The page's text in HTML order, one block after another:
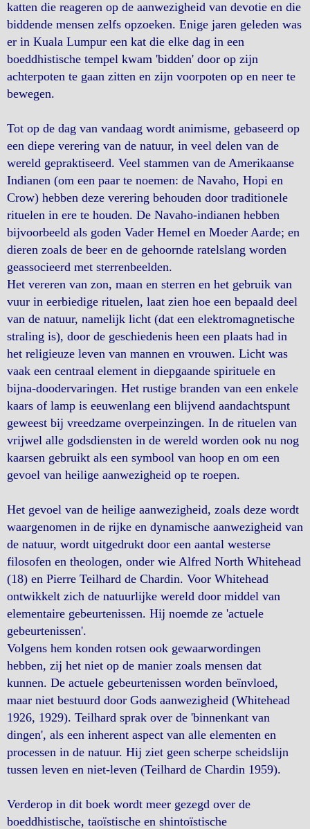
katten die reageren op de aanwezigheid van devotie en die
biddende mensen zelfs opzoeken. Enige jaren geleden was
er in Kuala Lumpur een kat die elke dag in een
boeddhistische tempel kwam 'bidden' door op zijn
achterpoten te gaan zitten en zijn voorpoten op en neer te
bewegen.
Tot op de dag van vandaag wordt animisme, gebaseerd op
een diepe verering van de natuur, in veel delen van de
wereld gepraktiseerd. Veel stammen van de Amerikaanse
Indianen (om een paar te noemen: de Navaho, Hopi en
Crow) hebben deze verering behouden door traditionele
rituelen in ere te houden. De Navaho-indianen hebben
bijvoorbeeld als goden Vader Hemel en Moeder Aarde; en
dieren zoals de beer en de gehoornde ratelslang worden
geassocieerd met sterrenbeelden.
Het vereren van zon, maan en sterren en het gebruik van
vuur in eerbiedige rituelen, laat zien hoe een bepaald deel
van de natuur, namelijk licht (dat een elektromagnetische
straling is), door de geschiedenis heen een plaats had in
het religieuze leven van mannen en vrouwen. Licht was
vaak een centraal element in diepgaande spirituele en
bijna-doodervaringen. Het rustige branden van een enkele
kaars of lamp is eeuwenlang een blijvend aandachtspunt
geweest bij vreedzame overpeinzingen. In de rituelen van
vrijwel alle godsdiensten in de wereld worden ook nu nog
kaarsen gebruikt als een symbool van hoop en om een
gevoel van heilige aanwezigheid op te roepen.
Het gevoel van de heilige aanwezigheid, zoals deze wordt
waargenomen in de rijke en dynamische aanwezigheid van
de natuur, wordt uitgedrukt door een aantal westerse
filosofen en theologen, onder wie Alfred North Whitehead
(18) en Pierre Teilhard de Chardin. Voor Whitehead
ontwikkelt zich de natuurlijke wereld door middel van
elementaire gebeurtenissen. Hij noemde ze 'actuele
gebeurtenissen'.
Volgens hem konden rotsen ook gewaarwordingen
hebben, zij het niet op de manier zoals mensen dat
kunnen. De actuele gebeurtenissen worden beïnvloed,
maar niet bestuurd door Gods aanwezigheid (Whitehead
1926, 1929). Teilhard sprak over de 'binnenkant van
dingen', als een inherent aspect van alle elementen en
processen in de natuur. Hij ziet geen scherpe scheidslijn
tussen leven en niet-leven (Teilhard de Chardin 1959).
Verderop in dit boek wordt meer gezegd over de
boeddhistische, taoïstische en shintoïstische